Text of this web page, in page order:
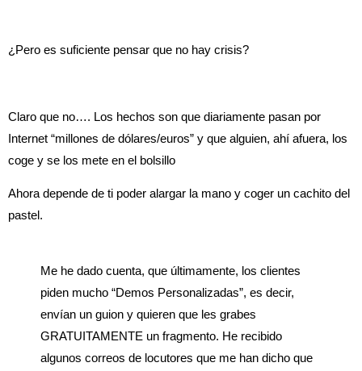
¿Pero es suficiente pensar que no hay crisis?
Claro que no…. Los hechos son que diariamente pasan por
Internet “millones de dólares/euros” y que alguien, ahí afuera, los
coge y se los mete en el bolsillo
Ahora depende de ti poder alargar la mano y coger un cachito del
pastel.
Me he dado cuenta, que últimamente, los clientes
piden mucho “Demos Personalizadas”, es decir,
envían un guion y quieren que les grabes
GRATUITAMENTE un fragmento. He recibido
algunos correos de locutores que me han dicho que